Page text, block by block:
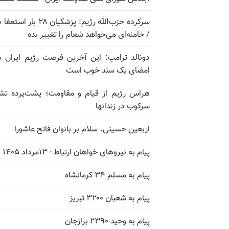
سرکرده حزب‌الله رژیم: پزشکیان ۲۸
/ خامنه‌ای می‌خواهد شعام را تغییر بده
دونالد ترامپ: این آخرین فرصت رژیم ایران
امضای یک سند خوب است
هراس رژیم از قیام و مقاومت؛ پشت‌پرده
سرکوب در زندانها
اربعین حسینی، سلام بر بانوان فاتح عاشورا
پیام به نیروهای خواهان ارتباط - ۱۳مرداد ۱۴۰۵
پیام به مسلم ۳۴ کرمانشاه
پیام به شعبان ۳۲۰۰ تبریز
پیام به وحید ۲۳۹۰ برازجان